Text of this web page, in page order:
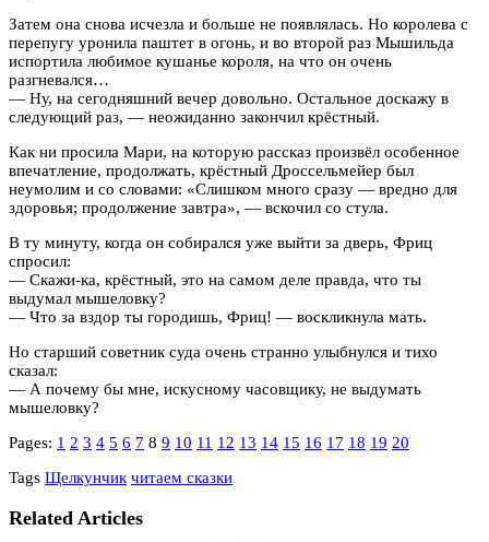
Затем она снова исчезла и больше не появлялась. Но королева с
перепугу уронила паштет в огонь, и во второй раз Мышильда
испортила любимое кушанье короля, на что он очень
разгневался…
— Ну, на сегодняшний вечер довольно. Остальное доскажу в
следующий раз, — неожиданно закончил крёстный.
Как ни просила Мари, на которую рассказ произвёл особенное
впечатление, продолжать, крёстный Дроссельмейер был
неумолим и со словами: «Слишком много сразу — вредно для
здоровья; продолжение завтра», — вскочил со стула.
В ту минуту, когда он собирался уже выйти за дверь, Фриц
спросил:
— Скажи-ка, крёстный, это на самом деле правда, что ты
выдумал мышеловку?
— Что за вздор ты городишь, Фриц! — воскликнула мать.
Но старший советник суда очень странно улыбнулся и тихо
сказал:
— А почему бы мне, искусному часовщику, не выдумать
мышеловку?
Pages: 1 2 3 4 5 6 7 8 9 10 11 12 13 14 15 16 17 18 19 20
Tags Щелкунчик читаем сказки
Related Articles